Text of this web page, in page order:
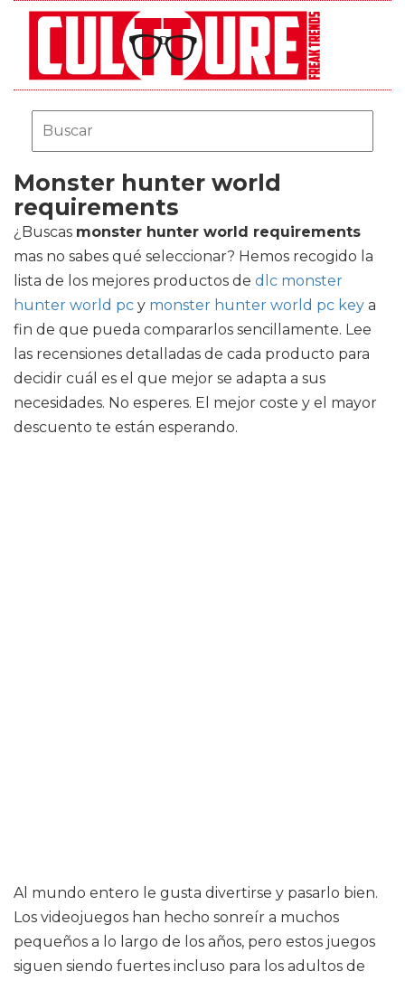
Monster hunter world
requirements
¿Buscas monster hunter world requirements
mas no sabes qué seleccionar? Hemos recogido la
lista de los mejores productos de dlc monster
hunter world pc y monster hunter world pc key a
fin de que pueda compararlos sencillamente. Lee
las recensiones detalladas de cada producto para
decidir cuál es el que mejor se adapta a sus
necesidades. No esperes. El mejor coste y el mayor
descuento te están esperando.
Al mundo entero le gusta divertirse y pasarlo bien.
Los videojuegos han hecho sonreír a muchos
pequeños a lo largo de los años, pero estos juegos
siguen siendo fuertes incluso para los adultos de